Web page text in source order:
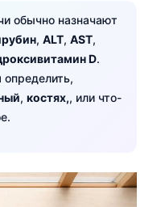
обычно назначают
, ALT, AST,
D.
, костях,, или что-